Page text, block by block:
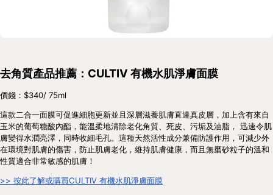
去角質產品推薦：CULTIV 有機水肌淨膚面膜
價錢：$340/ 75ml
這款二合一面膜可促進細胞更新並且深層滋養肌膚直達真皮層，加上含有來自
玉米的葡萄糖酸內酯，能溫柔地清除老化角質、死皮、污垢及油脂， 迅速令肌
膚變得水潤亮澤，同時收細毛孔。這種天然活性成分兼備防護作用，可減少外
在環境對肌膚的傷害，防止肌膚老化，維持肌膚健康，而且無磨砂粒子的溫和
性質適合非常敏感的肌膚！
>> 按此了解或購買CULTIV 有機水肌淨膚面膜